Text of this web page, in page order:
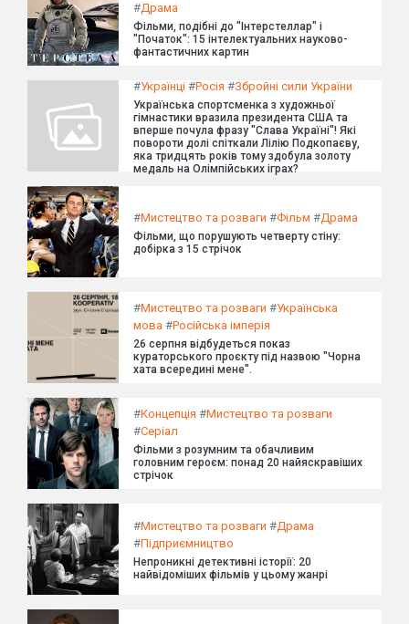
#Драма
Фільми, подібні до "Інтерстеллар" і
"Початок": 15 інтелектуальних науково-
фантастичних картин
#Українці #Росія #Збройні сили України
Українська спортсменка з художньої
гімнастики вразила президента США та
вперше почула фразу "Слава Україні"! Які
повороти долі спіткали Лілію Подкопаєву,
яка тридцять років тому здобула золоту
медаль на Олімпійських іграх?
#Мистецтво та розваги #Фільм #Драма
Фільми, що порушують четверту стіну:
добірка з 15 стрічок
#Мистецтво та розваги #Українська
мова #Російська імперія
26 серпня відбудеться показ
кураторського проєкту під назвою "Чорна
хата всередині мене".
#Концепція #Мистецтво та розваги
#Серіал
Фільми з розумним та обачливим
головним героєм: понад 20 найяскравіших
стрічок
#Мистецтво та розваги #Драма
#Підприємництво
Непроникні детективні історії: 20
найвідоміших фільмів у цьому жанрі